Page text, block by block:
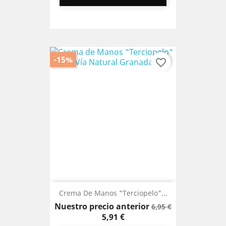
Crema De Manos "Terciopelo"...
Nuestro precio anteriorPrecio
6,95 €Precio
5,91 €
-15% favorite_border